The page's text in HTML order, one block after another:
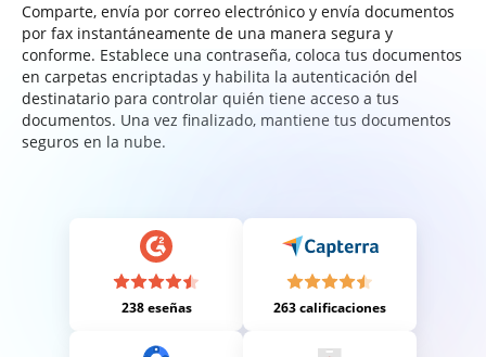
Comparte, envía por correo electrónico y envía documentos
por fax instantáneamente de una manera segura y
conforme. Establece una contraseña, coloca tus documentos
en carpetas encriptadas y habilita la autenticación del
destinatario para controlar quién tiene acceso a tus
documentos. Una vez finalizado, mantiene tus documentos
seguros en la nube.
238 eseñas 263 calificaciones